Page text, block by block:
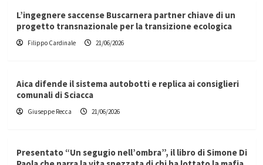
L’ingegnere saccense Buscarnera partner chiave di un
progetto transnazionale per la transizione ecologica
Filippo Cardinale 21/06/2026
Aica difende il sistema autobotti e replica ai consiglieri
comunali di Sciacca
Giuseppe Recca 21/06/2026
Presentato “Un segugio nell’ombra”, il libro di Simone Di